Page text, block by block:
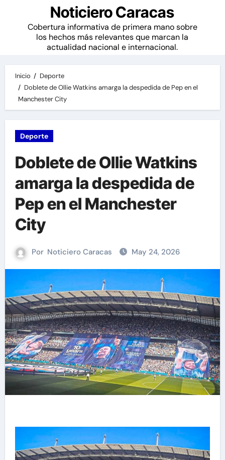
Noticiero Caracas
Cobertura informativa de primera mano sobre
los hechos más relevantes que marcan la
actualidad nacional e internacional.
Inicio
Deporte
Doblete de Ollie Watkins amarga la despedida de Pep en el
Manchester City
Deporte
Doblete de Ollie Watkins
amarga la despedida de
Pep en el Manchester
City
Por Noticiero Caracas May 24, 2026